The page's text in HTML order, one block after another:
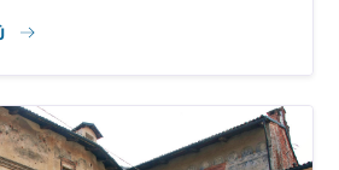
DELL'ISTITUTO BALDESSANO ROCCATI